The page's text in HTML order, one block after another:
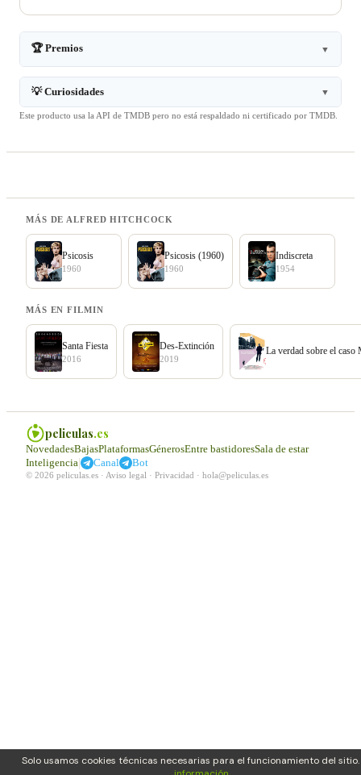
Solo usamos cookies técnicas necesarias para el funcionamiento del sitio.
🏆 Premios ▼
💡 Curiosidades ▼
Este producto usa la API de TMDB pero no está respaldado ni certificado por TMDB.
MÁS DE ALFRED HITCHCOCK
Psicosis
1960
Psicosis (1960)
1960
Indiscreta
1954
MÁS EN FILMIN
Santa Fiesta
2016
Des-Extinción
2019
La verdad sobre el caso
peliculas.es
NovedadesBajasPlataformasGénerosEntre bastidoresSala de estar
Inteligencia| Canal Bot
© 2026 peliculas.es · Aviso legal · Privacidad · hola@peliculas.es